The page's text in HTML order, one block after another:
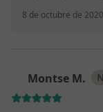
8 de octubre de 2020
Montse M.